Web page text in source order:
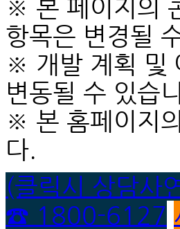
※ 본 페이지의
항목은 변경될
※ 개발 계획 및
변동될 수 있습
※ 본 홈페이지
다.
(클릭시 상담사
☎ 1800-6127